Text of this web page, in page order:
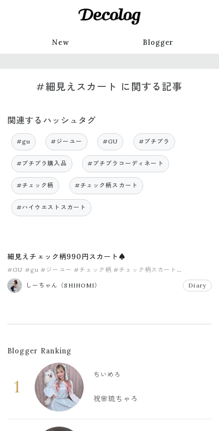
New Blogger
#細見えスカート に関する記事
関連するハッシュタグ
#gu #ジーユー #GU #プチプラ
#プチプラ購入品 #プチプラコーディネート
#チェック柄 #チェック柄スカート
#ハイウエストスカート
細見えチェック柄990円スカート♠️
#GU #gu #ジーユー #チェック柄 #チェック柄スカート
#ハイウエストスカート
しーちゃん（SHIHOMI）
Diary
Blogger Ranking
1
ちいめろ
祝🌸琉ちゃろ